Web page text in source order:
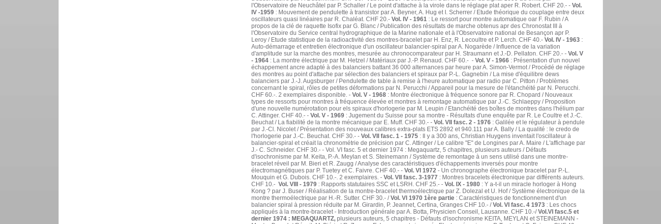
l'Observatoire de Neuchâtel par P. Schaller / Le point d'attache à la virole dans le réglage plat aper R. Robert. CHF 20.- - Vol.
IV -1959: Mouvement de pendulette à transistor par A. Beyner, A. Hug et I. Scherrer / Etude théorique du couplage entre deux
oscillateurs quasi linéaires par R. Chaléat. CHF 20.- Vol. IV - 1961: Le ressort pour montre automatique oar F. Rubin / A
propos de la clé de raquette Isofix par G. Blanc / Publication des résultats de marche obtenus apr des Chronostat III à
l'Observatoire du Service central hydrographique de la Marine nationale et à l'Observatoire national de Besançon apr P.
Leroy / Etude statistique de la radioactivité des montres-bracelet par H. Enz, R. Lecoultre et P. Lerch. CHF 40.- Vol. IV - 1963 :
Auto-démarrage et entretien électronique d'un oscillateur balancier-spiral par A. Nogarède / Influence de la variation
d'amplitude sur la marche des montres, mesurée au chronocomparateur par H. Straumann et J.-D. Pellaton. CHF 20.- - Vol. V
- 1964: La montre électrique par M. Hetzel / Matériaux par J.-P. Renaud. CHF 60.- - Vol. V - 1966: Présentation d'un nouvel
échappement ancre adapté à des balanciers battant 36 000 alternances par heure par A. Simon-Vermot / Procédé de réglage
des montres au point d'attache par sélection des balanciers et spiraux par P.-L. Gagnebin / La mise d'équilibre dews
balanciers par J.-J. Augsburger / Pendulette de table à remise à l'heure automatique par radio par C. Pitton / Problèmes
concernant le spiral, rôles de petites déformations par N. Perucchi / Appareil pour la mesure de l'étanchéité par N. Perucchi.
CHF 60.-. 2 exemplaires disponible. - Vol. V - 1968: Montre électronique à fréquence sonore par R. Chopard / Nouveaux
types de ressorts pour montres à fréquence élevée et montres à remontage automatique par J.-C. Schlaeppy / Proposition
d'une nouvelle numérotation pour els spiraux d'horlogerie par M. Leupin / Etanchéité des boîtes de montres dans l'hélium par
C. Attinger. CHF 40.- - Vol. V - 1969: Jugement du Suisse pour sa montre - Résultats d'une enquête par R. Le Coultre et J.-C.
Beuchat / La fiabilité de la montre mécanique par E. Muff. CHF 30.- - Vol. VII fasc. 2 - 1976: Galilée et le régulateur à pendule
par J.-Cl. Nicolet / Présentation des nouveaux calibres extra-plats ETS 2892 et 940.111 par A. Bally / La qualité : le credo de
l'horlogerie par J.-C. Beuchat. CHF 30.- - Vol. VII fasc. 1 - 1975 : Il y a 300 ans, Christian Huygens inventait l'oscillateur à
balancier-spiral et créait la chronométrie de précision par C. Attinger / Le calibre "E" de Longines par A. Maire / L'affichage par
J.- C. Schneider. CHF 30.- - Vol. VI fasc. 5 et dernier 1974 : Megaquartz, 5 chapitres, plusieurs auteurs / Défauts
d'isochronisme par M. Keita, P.-A. Meylan et S. Steinemann / Système de remontage à un sens utilisé dans une montre-
bracelet réveil par M. Bieri et R. Zaugg / Analyse des caractéristiques d'échappements inversés pour montre
électromagnétiques par P. Tuetey et C. Faivre. CHF 40.- - Vol. VI 1972- Un chronographe électronique bracelet par P.-L.
Mouquin et G. Dubois. CHF 10.-. 2 exemplaires. - Vol. VII fasc. 3-1977 : Montres bracelets électronique par différents auteurs.
CHF 10.- Vol. VIII - 1979: Rapports statutaires SSC et LSRH. CHF 25.- - Vol. IX - 1980: Y a-t-il un miracle horloger à Hong
Kong ? par J. Buser / Réalisation de la montre-bracelet thermoélectrique par Z. Dolezal et U. Hof / Système électronique de la
montre thermoélectrique par H.-R. Sutter. CHF 30.- /Vol. VI 1970 1ère partie : Caractéristiques de fonctionnement d'un
balancier spiral à pression réduite par M. Girardin, P. Jeannet, Certina, Granges CHF 10.- /Vol. VI fasc. 4 1973: Les chocs
appliqués à la montre-bracelet - Introduction générale par A. Botta, Physicien Conseil, Lausanne. CHF 10.-/Vol.VI fasc.5 et
dernier 1974 : MEGAQUARTZ, plusieurs auteurs, 5 chapitres - Défauts d'isochronisme KEITA, MEYLAN et STEINEMANN -